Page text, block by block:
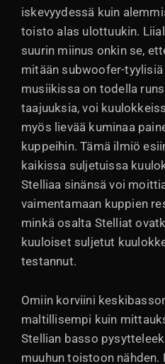
iskevyydessä kuin
toisto alas ulottuukin.
suurin miinus onkin se,
mitään subwoofer-
musiikissa on todella
taajuuksia, voi
myös lievää kuminaa
kuppeihin. Tämä ilmiö
kaikissa suljetuissa
Stelliaa sinänsä voi
vaimentamaan kuppien
minkä osalta Stelliat
kuuloiset suljetut
testannut.
Omiin korviini
maltillisempi kuin
Stellian basso
muuhun toistoon